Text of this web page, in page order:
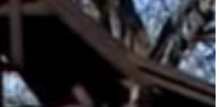
KIEMELT
LÁTVÁNYOSSÁGOK